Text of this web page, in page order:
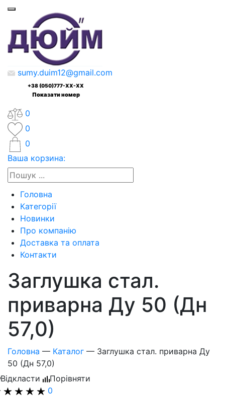
sumy.duim12@gmail.com
+38 (050)777-XX-XX
Показати номер
0
0
0
Ваша корзина:
Головна
Категорії
Новинки
Про компанію
Доставка та оплата
Контакти
Заглушка стал.
приварна Ду 50 (Дн
57,0)
Головна — Каталог — Заглушка стал. приварна Ду
50 (Дн 57,0)
Відкласти
Порівняти
0